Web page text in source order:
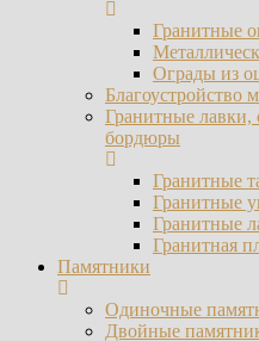
Гранитные
Ограды из
Благоустройство
Гранитные лавки,
бордюры
Гранитные
Гранитные
Гранитные
Гранитная
Памятники
Одиночные
Двойные